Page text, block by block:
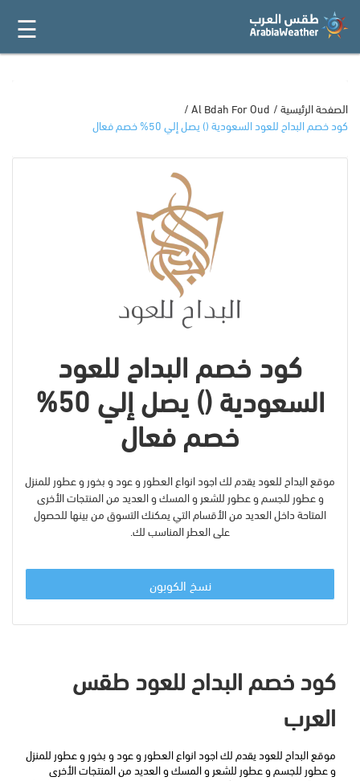
القائمة
أفضل 20
☰
الصفحة الرئيسية
Al Bdah For Oud
كود خصم البداح للعود السعودية () يصل إلي 50% خصم فعال
كود خصم البداح للعود
السعودية () يصل إلي 50%
خصم فعال
موقع البداح للعود يقدم لك اجود انواع العطور و عود و بخور و عطور للمنزل
و عطور للجسم و عطور للشعر و المسك و العديد من المنتجات الأخرى
المتاحة داخل العديد من الأقسام التي يمكنك التسوق من بينها للحصول
على العطر المناسب لك.
نسخ الكوبون
كود خصم البداح للعود طقس
العرب